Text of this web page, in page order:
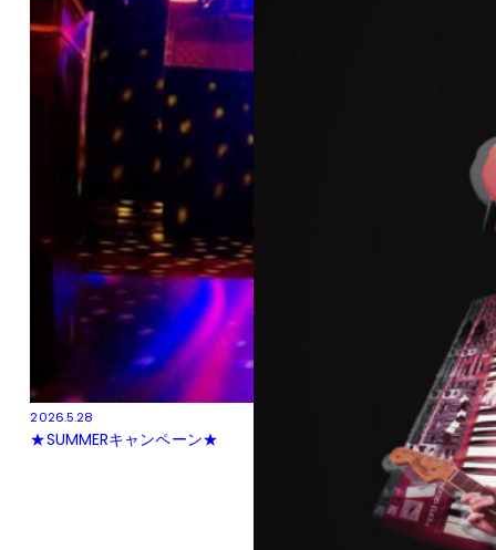
2026.5.28
★SUMMERキャンペーン★